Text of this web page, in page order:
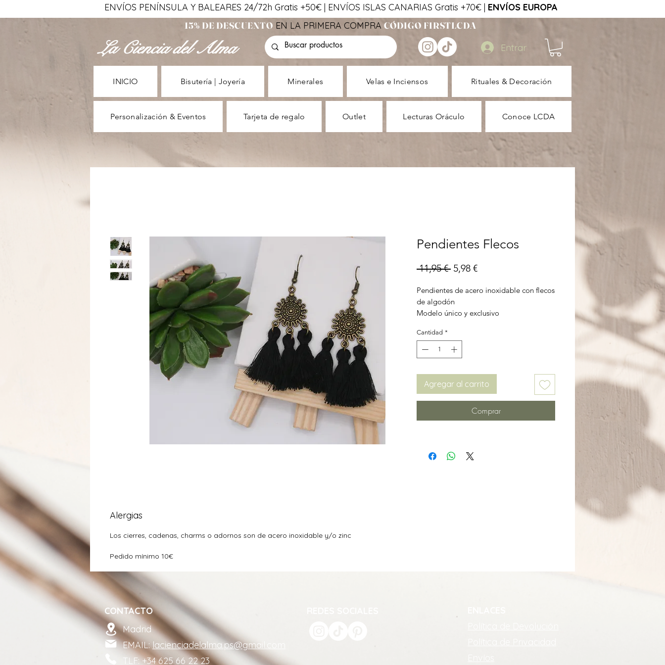
ENVÍOS PENÍNSULA Y BALEARES 24/72h Gratis +50€ | ENVÍOS ISLAS CANARIAS Gratis +70€ | ENVÍOS EUROPA
15% DE DESCUENTO EN LA PRIMERA COMPRA CÓDIGO FIRSTLCDA
La Ciencia del Alma Entrar
INICIO Bisutería | Joyería Minerales Velas e Inciensos Rituales & Decoración
Personalización & Eventos Tarjeta de regalo Outlet Lecturas Oráculo Conoce LCDA
Pendientes Flecos
11,95 € Precio
5,98 €Precio
oferta
Pendientes de acero inoxidable con flecos
de algodón
Modelo único y exclusivo
Cantidad *
Agregar al carrito
Comprar
Alergias
Los cierres, cadenas, charms o adornos son de acero inoxidable y/o zinc
Pedido mínimo 10€
CONTACTO
Madrid
EMAIL:lacienciadelalma.ps@gmail.com
TLF: +34 625 66 22 23